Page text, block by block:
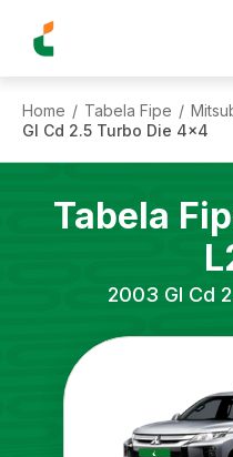
Home / Tabela Fipe /
Gl Cd 2.5 Turbo Die 4x4
Tabela
2003 Gl Cd